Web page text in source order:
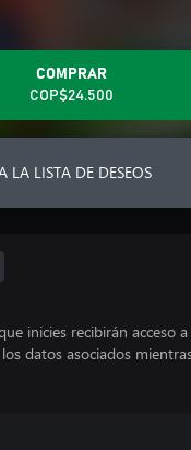
COMPRAR
COP$24.500
LA LISTA DE DESEOS
inicies recibirán acceso
datos asociados